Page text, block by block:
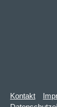
Kontakt